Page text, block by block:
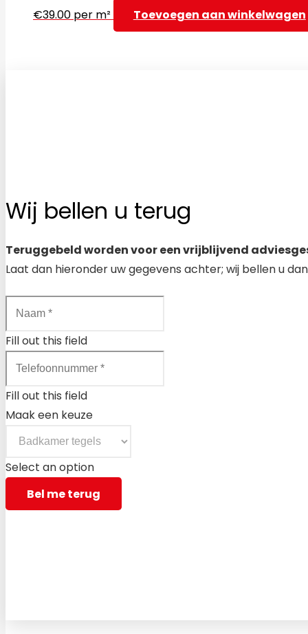
€39.00 per m² Toevoegen aan winkelwagen
Wij bellen u terug
Teruggebeld worden voor een vrijblijvend
Laat dan hieronder uw gegevens achter; wij bellen u
Fill out this field
Fill out this field
Maak een keuze
Select an option
Bel me terug